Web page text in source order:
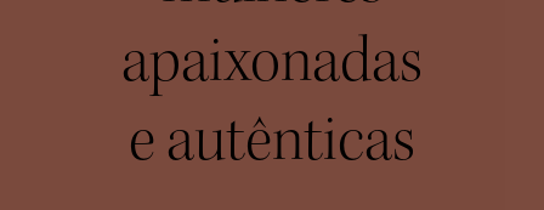
apaixonadas
e autênticas